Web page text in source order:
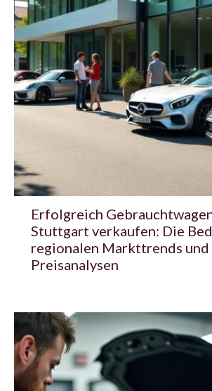
Erfolgreich
Stuttgart verkaufen: Die
regionalen Markttrends und
Preisanalysen